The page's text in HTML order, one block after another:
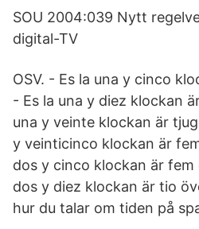
SOU 2004:039 Nytt
digital-TV
OSV. - Es la una y cinco
- Es la una y diez klockan
una y veinte klockan är
y veinticinco klockan är
dos y cinco klockan är
dos y diez klockan är tio
hur du talar om tiden på